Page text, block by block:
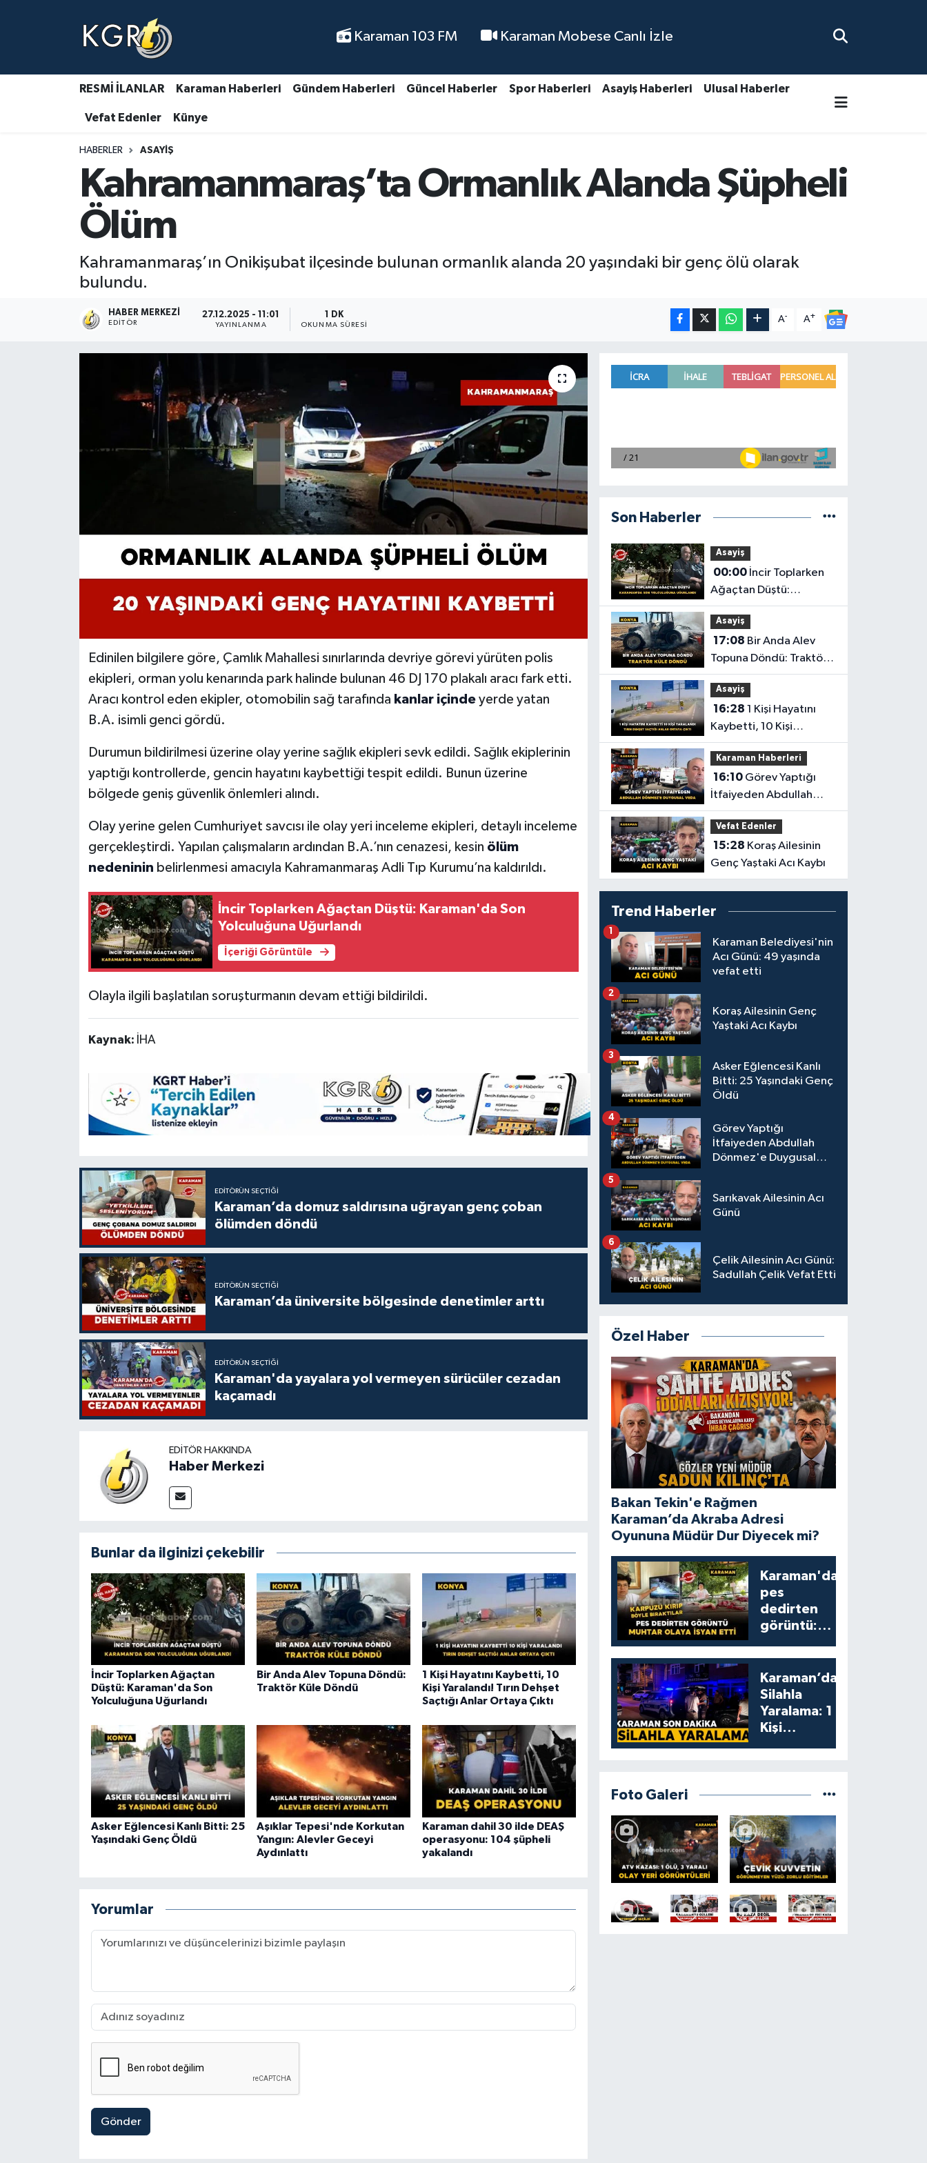
Karaman 103 FM Karaman Mobese Canlı İzle
RESMİ İLANLAR Karaman Haberleri Gündem Haberleri Güncel Haberler Spor Haberleri Asayiş Haberleri Ulusal Haberler
Vefat Edenler Künye
HABERLER ASAYIŞ
Kahramanmaraş’ta Ormanlık Alanda Şüpheli
Ölüm
Kahramanmaraş’ın Onikişubat ilçesinde bulunan ormanlık alanda 20 yaşındaki bir genç ölü olarak
bulundu.
HABER MERKEZI
EDITÖR
27.12.2025 - 11:01
YAYINLANMA
1 DK
OKUNMA SÜRESI
A- A+
Edinilen bilgilere göre, Çamlık Mahallesi sınırlarında devriye görevi yürüten polis
ekipleri, orman yolu kenarında park halinde bulunan 46 DJ 170 plakalı aracı fark etti.
Aracı kontrol eden ekipler, otomobilin sağ tarafında kanlar içindeyerde yatan
B.A. isimli genci gördü.
Durumun bildirilmesi üzerine olay yerine sağlık ekipleri sevk edildi. Sağlık ekiplerinin
yaptığı kontrollerde, gencin hayatını kaybettiği tespit edildi. Bunun üzerine
bölgede geniş güvenlik önlemleri alındı.
Olay yerine gelen Cumhuriyet savcısı ile olay yeri inceleme ekipleri, detaylı inceleme
gerçekleştirdi. Yapılan çalışmaların ardından B.A.’nın cenazesi, kesin ölüm
nedeninin belirlenmesi amacıyla Kahramanmaraş Adli Tıp Kurumu’na kaldırıldı.
İncir Toplarken Ağaçtan Düştü: Karaman'da Son
Yolculuğuna Uğurlandı
İçeriği Görüntüle
Olayla ilgili başlatılan soruşturmanın devam ettiği bildirildi.
Kaynak: İHA
EDITÖRÜN SEÇTIĞI
Karaman’da domuz saldırısına uğrayan genç çoban
ölümden döndü
EDITÖRÜN SEÇTIĞI
Karaman’da üniversite bölgesinde denetimler arttı
EDITÖRÜN SEÇTIĞI
Karaman'da yayalara yol vermeyen sürücüler cezadan
kaçamadı
EDITÖR HAKKINDA
Haber Merkezi
Bunlar da ilginizi çekebilir
İncir Toplarken Ağaçtan
Düştü: Karaman'da Son
Yolculuğuna Uğurlandı
Bir Anda Alev Topuna Döndü:
Traktör Küle Döndü
1 Kişi Hayatını Kaybetti, 10
Kişi Yaralandı! Tırın Dehşet
Saçtığı Anlar Ortaya Çıktı
Asker Eğlencesi Kanlı Bitti: 25
Yaşındaki Genç Öldü
Aşıklar Tepesi'nde Korkutan
Yangın: Alevler Geceyi
Aydınlattı
Karaman dahil 30 ilde DEAŞ
operasyonu: 104 şüpheli
yakalandı
Yorumlar
Gönder
Son Haberler
Asayiş
00:00İncir Toplarken
Ağaçtan Düştü:
Karaman'da Son
Yolculuğuna Uğurlandı
Asayiş
17:08
Topuna Döndü: Traktör
Küle Döndü
Asayiş
16:28
Kaybetti, 10 Kişi
Yaralandı! Tırın Dehşet
Saçtığı Anlar Ortaya
Çıktı
Karaman Haberleri
16:10Görev Yaptığı
İtfaiyeden Abdullah
Dönmez'e Duygusal
Veda
Vefat Edenler
15:28
Genç Yaştaki Acı Kaybı
Trend Haberler
Karaman Belediyesi'nin
Acı Günü: 49 yaşında
vefat etti
1
Koraş Ailesinin Genç
Yaştaki Acı Kaybı
2
Asker Eğlencesi Kanlı
Bitti: 25 Yaşındaki Genç
Öldü
3
Görev Yaptığı
İtfaiyeden Abdullah
Dönmez'e Duygusal
4
Sarıkavak Ailesinin Acı
Günü
5
Çelik Ailesinin Acı Günü:
Sadullah Çelik Vefat Etti
6
Özel Haber
Bakan Tekin'e Rağmen
Karaman’da Akraba Adresi
Oyununa Müdür Dur Diyecek mi?
Karaman'da
pes
dedirten
görüntü:
yumruklayıp
yediler,
artıklarını
kamelyada
bıraktılar
Karaman’da
Silahla
Yaralama: 1
Kişi
Foto Galeri
Karaman Haberleri
Gündem Haberleri
Güncel Haberler
Asayiş Haberleri
Ulusal Haberler
Vefat Edenler